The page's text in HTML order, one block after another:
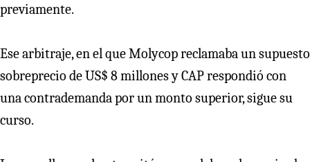
previamente.
Ese arbitraje, en el que Molycop reclamaba un supuesto
sobreprecio de US$ 8 millones y CAP respondió con
una contrademanda por un monto superior, sigue su
curso.